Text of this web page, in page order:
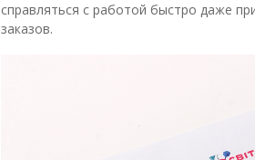
справляться с работой быстро даже
заказов.